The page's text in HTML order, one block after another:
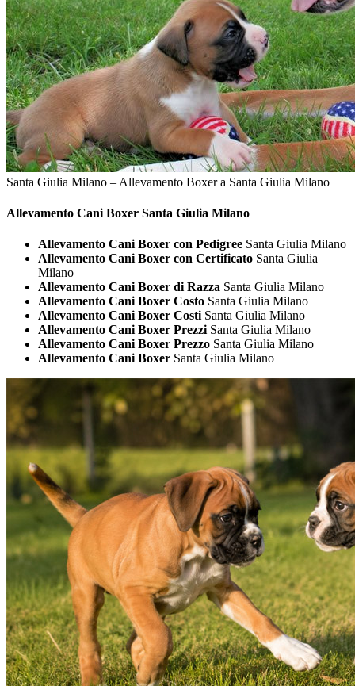
Santa Giulia Milano – Allevamento Boxer a Santa Giulia Milano
Allevamento Cani Boxer Santa Giulia Milano
Allevamento Cani Boxer con Pedigree Santa Giulia Milano
Allevamento Cani Boxer con Certificato Santa Giulia
Milano
Allevamento Cani Boxer di Razza Santa Giulia Milano
Allevamento Cani Boxer Costo Santa Giulia Milano
Allevamento Cani Boxer Costi Santa Giulia Milano
Allevamento Cani Boxer Prezzi Santa Giulia Milano
Allevamento Cani Boxer Prezzo Santa Giulia Milano
Allevamento Cani Boxer Santa Giulia Milano